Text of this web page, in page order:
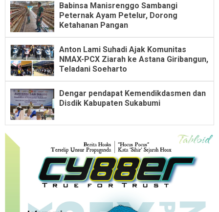
Babinsa Manisrenggo Sambangi
Peternak Ayam Petelur, Dorong
Ketahanan Pangan
Anton Lami Suhadi Ajak Komunitas
NMAX-PCX Ziarah ke Astana Giribangun,
Teladani Soeharto
Dengar pendapat Kemendikdasmen dan
Disdik Kabupaten Sukabumi